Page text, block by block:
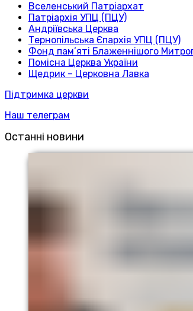
Вселенський Патріархат
Патріархія УПЦ (ПЦУ)
Андріївська Церква
Тернопільська Єпархія УПЦ (ПЦУ)
Фонд пам’яті Блаженнішого
Помісна Церква України
Щедрик – Церковна Лавка
Підтримка церкви
Наш телеграм
Останні новини